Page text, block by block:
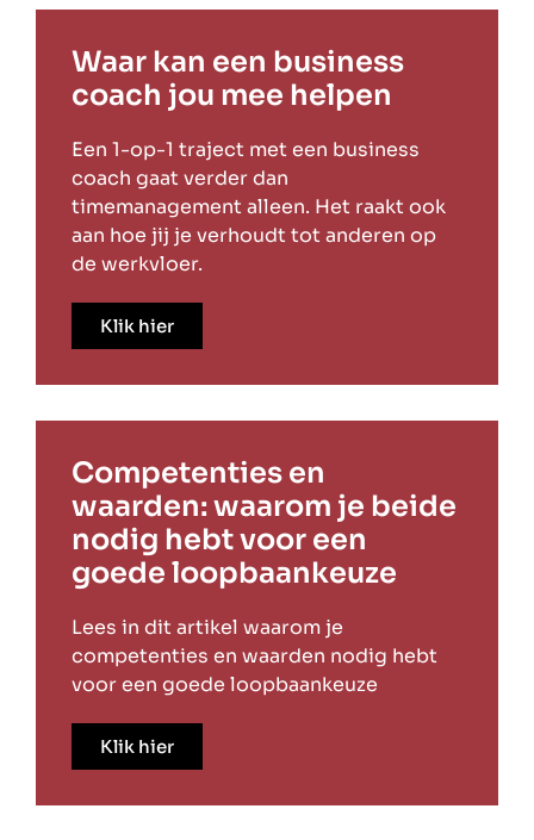
Waar kan een business
coach jou mee helpen
Een 1-op-1 traject met een business
coach gaat verder dan
timemanagement alleen. Het raakt ook
aan hoe jij je verhoudt tot anderen op
de werkvloer.
Klik hier
Competenties en
waarden: waarom je beide
nodig hebt voor een
goede loopbaankeuze
Lees in dit artikel waarom je
competenties en waarden nodig hebt
voor een goede loopbaankeuze
Klik hier